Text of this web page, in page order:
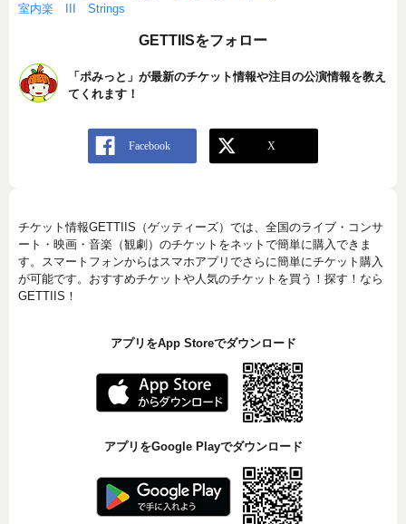
室内楽 III Strings
GETTIISをフォロー
「ポみっと」が最新のチケット情報や注目の公演情報を教え
てくれます！
チケット情報GETTIIS（ゲッティーズ）では、全国のライブ・コンサ
ート・映画・音楽（観劇）のチケットをネットで簡単に購入できま
す。スマートフォンからはスマホアプリでさらに簡単にチケット購入
が可能です。おすすめチケットや人気のチケットを買う！探す！なら
GETTIIS！
アプリをApp Storeでダウンロード
アプリをGoogle Playでダウンロード